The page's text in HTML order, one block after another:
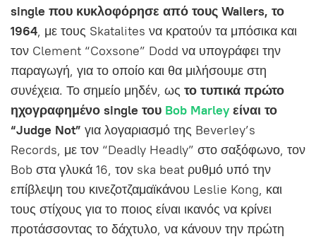
single που κυκλοφόρησε από τους Wailers, το
1964, με τους Skatalites να κρατούν τα μπόσικα και
τον Clement “Coxsone” Dodd να υπογράφει την
παραγωγή, για το οποίο και θα μιλήσουμε στη
συνέχεια. Το σημείο μηδέν, ως το τυπικά πρώτο
ηχογραφημένο single του Bob Marley είναι το
“Judge Not” για λογαριασμό της Beverley’s
Records, με τον “Deadly Headly” στο σαξόφωνο, τον
Bob στα γλυκά 16, τον ska beat ρυθμό υπό την
επίβλεψη του κινεζοτζαμαϊκάνου Leslie Kong, και
τους στίχους για το ποιος είναι ικανός να κρίνει
προτάσσοντας το δάχτυλο, να κάνουν την πρώτη